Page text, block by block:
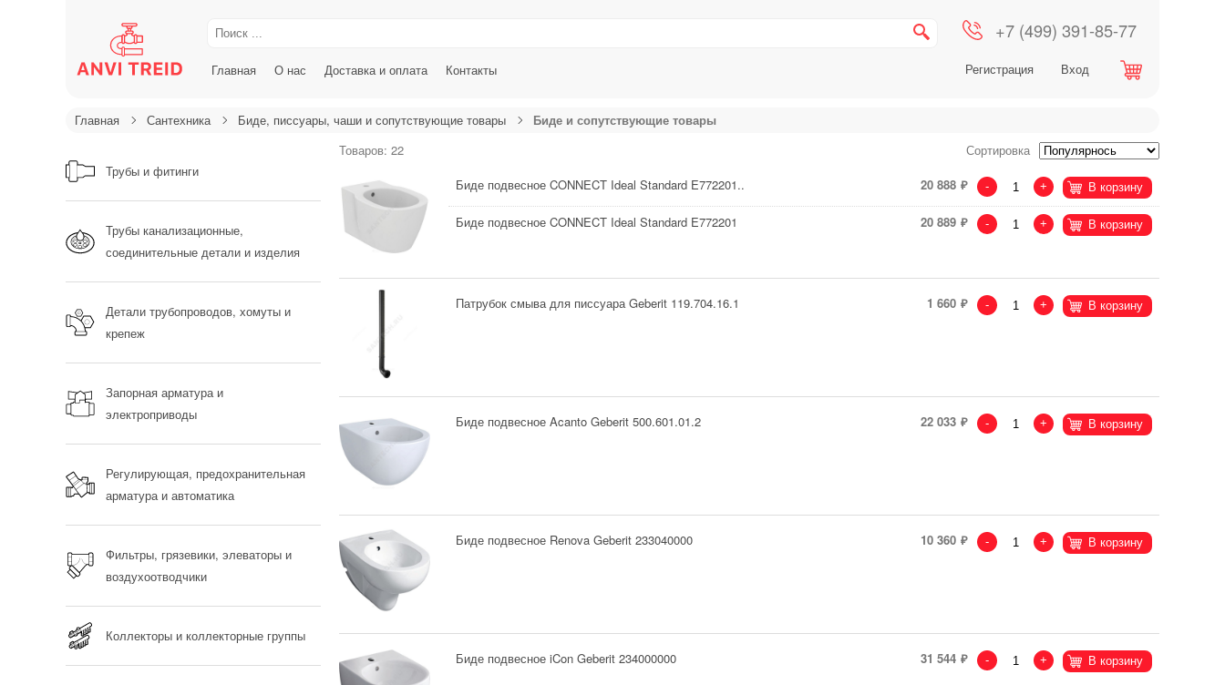
Главная О нас Доставка и оплата Контакты
+7 (499) 391-85-77
Регистрация Вход
Главная Сантехника Биде, писсуары, чаши и сопутствующие товары Биде и сопутствующие товары
Трубы и фитинги
Трубы канализационные,
соединительные детали и изделия
Детали трубопроводов, хомуты и
крепеж
Запорная арматура и
электроприводы
Регулирующая, предохранительная
арматура и автоматика
Фильтры, грязевики, элеваторы и
воздухоотводчики
Коллекторы и коллекторные группы
Товаров: 22
Сортировка
Биде подвесное CONNECT Ideal Standard E772201..
20 888 - + В корзину
Биде подвесное CONNECT Ideal Standard E772201 20 889 - + В корзину
Патрубок смыва для писсуара Geberit 119.704.16.1 1 660 - + В корзину
Биде подвесное Acanto Geberit 500.601.01.2 22 033 - + В корзину
Биде подвесное Renova Geberit 233040000 10 360 - + В корзину
Биде подвесное iCon Geberit 234000000 31 544 - + В корзину